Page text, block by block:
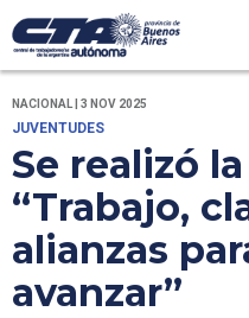
NACIONAL | 3 NOV 2025
JUVENTUDES
Se realizó
“Trabajo,
alianzas
avanzar”